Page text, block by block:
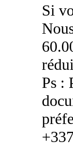
Si
Ps :